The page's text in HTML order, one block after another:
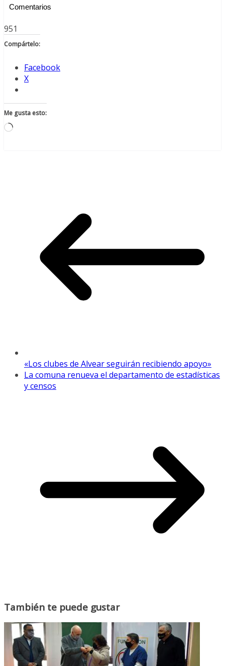
Comentarios
951
Compártelo:
Facebook
X
Me gusta esto:
Cargando...
«Los clubes de Alvear seguirán recibiendo apoyo»
La comuna renueva el departamento de estadísticas
y censos
También te puede gustar